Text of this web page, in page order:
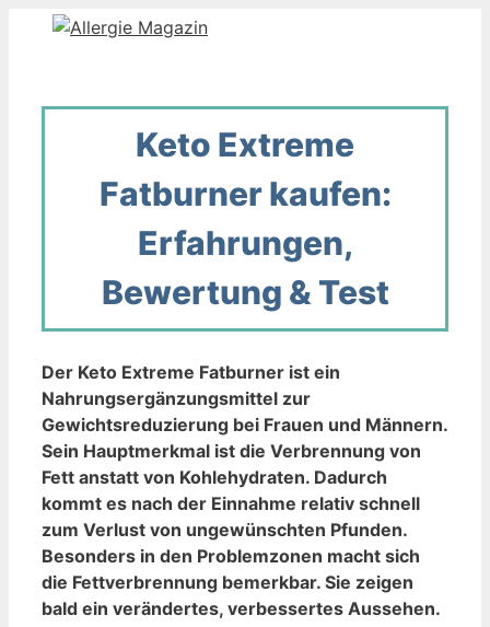
Keto Extreme
Fatburner kaufen:
Erfahrungen,
Bewertung & Test
Der Keto Extreme Fatburner ist ein
Nahrungsergänzungsmittel zur
Gewichtsreduzierung bei Frauen und Männern.
Sein Hauptmerkmal ist die Verbrennung von
Fett anstatt von Kohlehydraten. Dadurch
kommt es nach der Einnahme relativ schnell
zum Verlust von ungewünschten Pfunden.
Besonders in den Problemzonen macht sich
die Fettverbrennung bemerkbar. Sie zeigen
bald ein verändertes, verbessertes Aussehen.